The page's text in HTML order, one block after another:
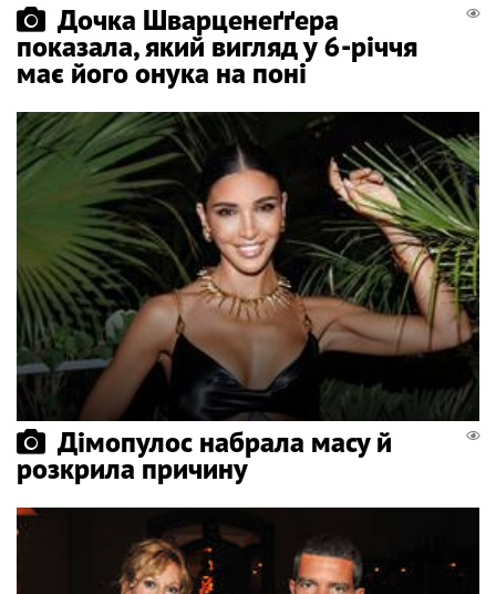
Дочка Шварценеґґера
показала, який вигляд у 6-річчя
має його онука на поні
Дімопулос набрала масу й
розкрила причину